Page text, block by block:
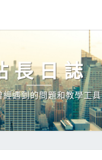
長日誌
經遇到的問題和教學工具